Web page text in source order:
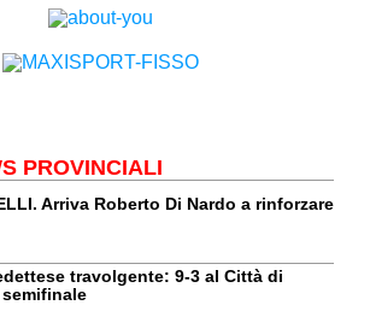
PROVINCIALI
Arriva Roberto Di Nardo a rinforzare
travolgente: 9-3 al Città di